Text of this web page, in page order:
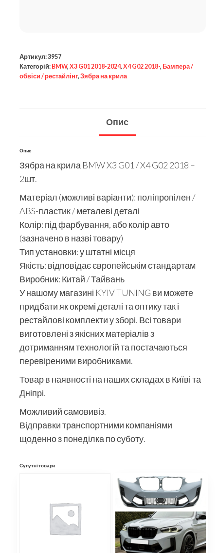
Артикул:3957
Категорій: BMW, X3 G01 2018-2024, X4 G02 2018-, Бампера /
обвіси / рестайлінг, Зябра на крила
Опис
Опис
Зябра на крила BMW X3 G01 / X4 G02 2018 –
2шт.
Матеріал (можливі варіанти): поліпропілен /
ABS-пластик / металеві деталі
Колір: під фарбування, або колір авто
(зазначено в назві товару)
Тип установки: у штатні місця
Якість: відповідає європейськім стандартам
Виробник: Китай / Тайвань
У нашому магазині KYIV TUNING ви можете
придбати як окремі деталі та оптику так і
рестайлові комплекти у зборі. Всі товари
виготовлені з якісних матеріалів з
дотриманням технологій та постачаються
перевіреними виробниками.
Товар в наявності на наших складах в Київі та
Дніпрі.
Можливий самовивіз.
Відправки транспортними компаніями
щоденно з понеділка по суботу.
Супутні товари